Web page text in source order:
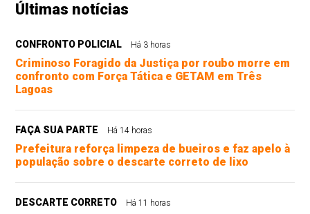
Últimas notícias
CONFRONTO POLICIAL Há 3 horas
Criminoso Foragido da Justiça por roubo morre em
confronto com Força Tática e GETAM em Três
Lagoas
FAÇA SUA PARTE Há 14 horas
Prefeitura reforça limpeza de bueiros e faz apelo à
população sobre o descarte correto de lixo
DESCARTE CORRETO Há 11 horas